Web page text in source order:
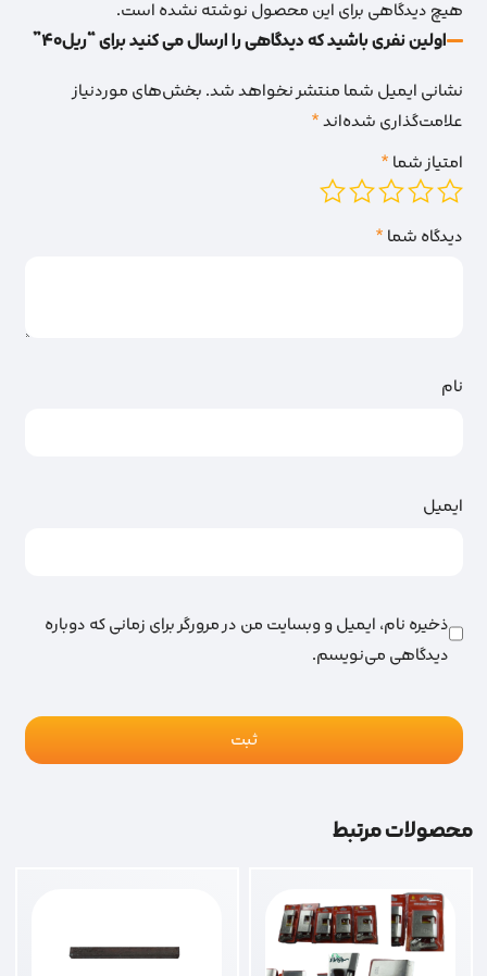
هیچ دیدگاهی برای این محصول نوشته نشده است.
اولین نفری باشید که دیدگاهی را ارسال می کنید برای “ریل40”
نشانی ایمیل شما منتشر نخواهد شد.بخش‌های موردنیاز
علامت‌گذاری شده‌اند*
امتیاز شما*
دیدگاه شما*
نام
ایمیل
ذخیره نام، ایمیل و وبسایت من در مرورگر برای زمانی که دوباره
دیدگاهی می‌نویسم.
محصولات مرتبط